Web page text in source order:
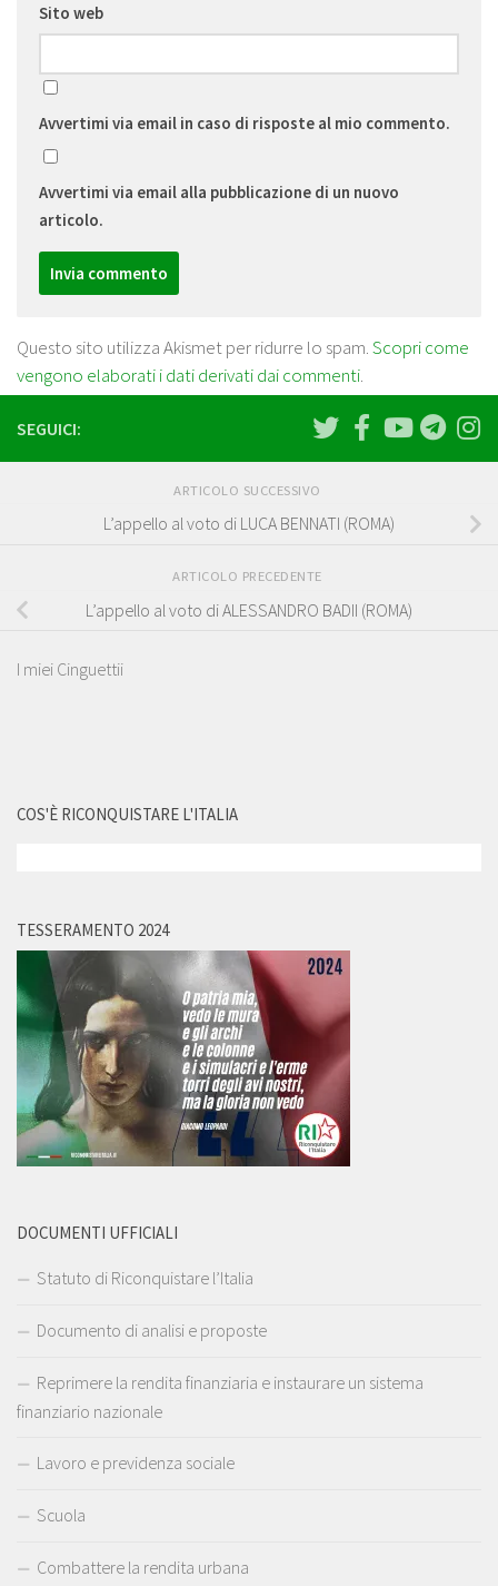
Sito web
Avvertimi via email in caso di risposte al mio commento.
Avvertimi via email alla pubblicazione di un nuovo
articolo.
Questo sito utilizza Akismet per ridurre lo spam.Scopri come
vengono elaborati i dati derivati dai commenti.
SEGUICI:
ARTICOLO SUCCESSIVO
L’appello al voto di LUCA BENNATI (ROMA)
ARTICOLO PRECEDENTE
L’appello al voto di ALESSANDRO BADII (ROMA)
I miei Cinguettii
COS'È RICONQUISTARE L'ITALIA
TESSERAMENTO 2024
DOCUMENTI UFFICIALI
Statuto di Riconquistare l’Italia
Documento di analisi e proposte
Reprimere la rendita finanziaria e instaurare un sistema
finanziario nazionale
Lavoro e previdenza sociale
Scuola
Combattere la rendita urbana